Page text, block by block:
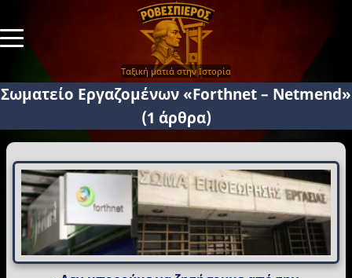
Ταξική ματιά στην Ιστορία
Σωματείο Εργαζομένων «Forthnet – Netmend»
(1 άρθρα)